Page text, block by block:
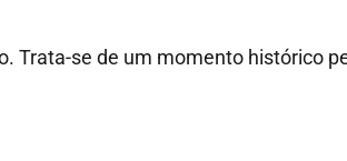
Trata-se de um momento histórico